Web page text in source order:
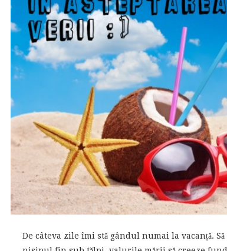
De câteva zile îmi stă gândul numai la vacanță.